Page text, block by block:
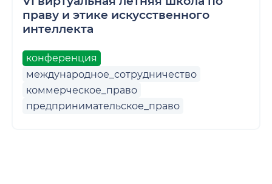
праву и этике искусственного
интеллекта
конференция
международное_сотрудничество
коммерческое_право
предпринимательское_право